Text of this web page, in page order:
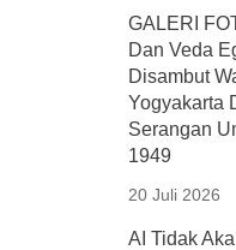
GALERI
Dan Veda
Disambut
Yogyakarta
Serangan
1949
20 Juli 2026
AI Tidak